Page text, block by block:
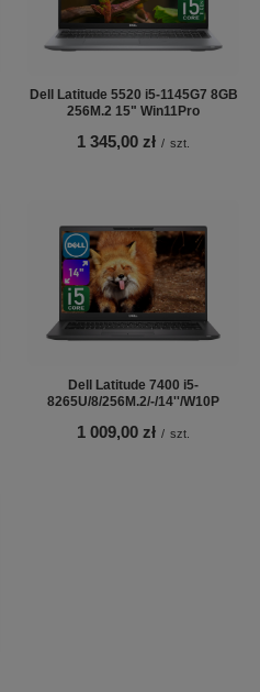
Dell Latitude 5520 i5-1145G7 8GB
256M.2 15" Win11Pro
1 345,00 zł / szt.
Dell Latitude 7400 i5-
8265U/8/256M.2/-/14''/W10P
1 009,00 zł / szt.